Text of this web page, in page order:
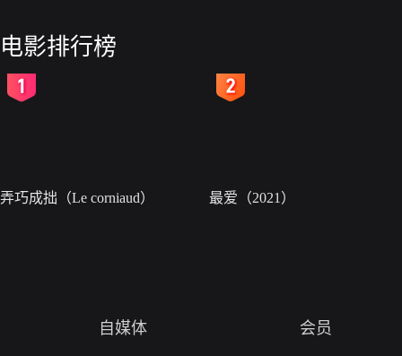
电影排行榜
弄巧成拙（Le corniaud） 最爱（2021）
自媒体 会员